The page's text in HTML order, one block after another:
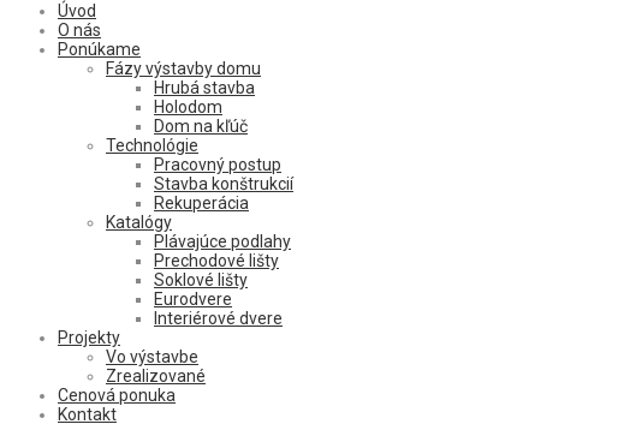
Úvod
O nás
Ponúkame
Fázy výstavby domu
Hrubá stavba
Holodom
Dom na kľúč
Technológie
Pracovný postup
Stavba konštrukcií
Rekuperácia
Katalógy
Plávajúce podlahy
Prechodové lišty
Soklové lišty
Eurodvere
Interiérové dvere
Projekty
Vo výstavbe
Zrealizované
Cenová ponuka
Kontakt